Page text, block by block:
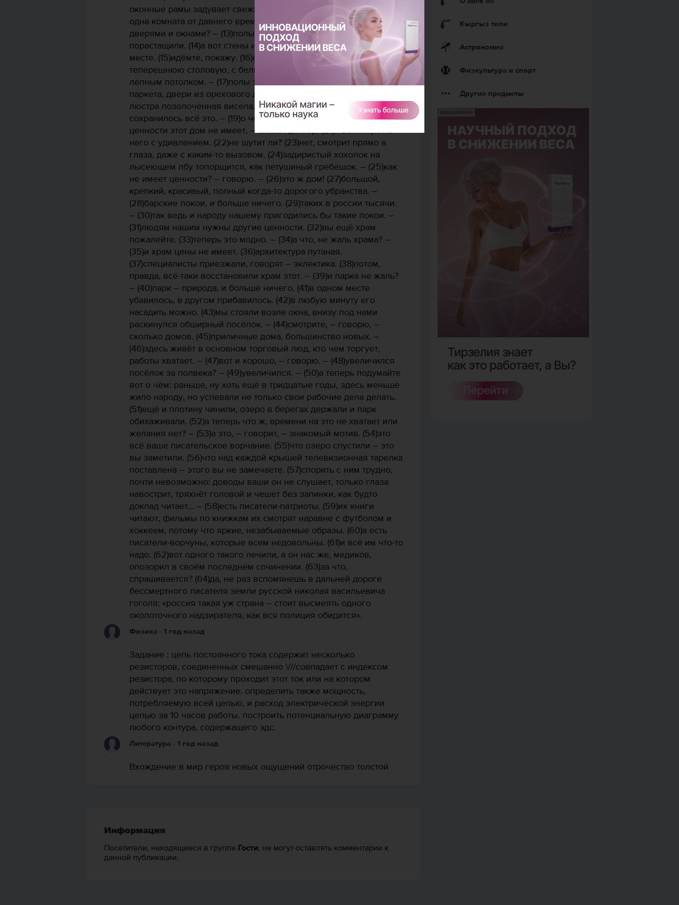
оконные рамы задувает свежий ветерок. – (11)сохранилась хоть
одна комната от давнего времени? – спросил я. – (12)с полами,
дверями и окнами? – (13)полы, двери и прочее – всё
порастащили. (14)а вот стены и потолок сохранились в одном
месте. (15)идёмте, покажу. (16)он ввёл меня в зал, кажется, в
теперешнюю столовую, с белыми строгими пилястрами, с
лепным потолком. – (17)полы здесь были, говорят, из наборного
паркета, двери из орехового дерева с бронзовой инкрустацией,
люстра позолоченная висела. – (18)жалко, – говорю, – что не
сохранилось всё это. – (19)о чём жалеть? (20)архитектурной
ценности этот дом не имеет, – сказал доктор. (21)я взглянул на
него с удивлением. (22)не шутит ли? (23)нет, смотрит прямо в
глаза, даже с каким-то вызовом. (24)задиристый хохолок на
лысеющем лбу топорщится, как петушиный гребешок. – (25)как
не имеет ценности? – говорю. – (26)это ж дом! (27)большой,
крепкий, красивый, полный когда-то дорогого убранства. –
(28)барские покои, и больше ничего. (29)таких в россии тысячи.
– (30)так ведь и народу нашему пригодились бы такие покои. –
(31)людям нашим нужны другие ценности. (32)вы ещё храм
пожалейте. (33)теперь это модно. – (34)а что, не жаль храма? –
(35)и храм цены не имеет. (36)архитектура путаная.
(37)специалисты приезжали, говорят – эклектика. (38)потом,
правда, всё-таки восстановили храм этот. – (39)и парка не жаль?
– (40)парк – природа, и больше ничего. (41)в одном месте
убавилось, в другом прибавилось. (42)в любую минуту его
насадить можно. (43)мы стояли возле окна, внизу под нами
раскинулся обширный посёлок. – (44)смотрите, – говорю, –
сколько домов. (45)приличные дома, большинство новых. –
(46)здесь живёт в основном торговый люд, кто чем торгует,
работы хватает. – (47)вот и хорошо, – говорю. – (48)увеличился
посёлок за полвека? – (49)увеличился. – (50)а теперь подумайте
вот о чём: раньше, ну хоть ещё в тридцатые годы, здесь меньше
жило народу, но успевали не только свои рабочие дела делать.
(51)ещё и плотину чинили, озеро в берегах держали и парк
обихаживали. (52)а теперь что ж, времени на это не хватает или
желания нет? – (53)а это, – говорит, – знакомый мотив. (54)это
всё ваше писательское ворчание. (55)что озеро спустили – это
вы заметили. (56)что над каждой крышей телевизионная тарелка
поставлена – этого вы не замечаете. (57)спорить с ним трудно,
почти невозможно: доводы ваши он не слушает, только глаза
навострит, тряхнёт головой и чешет без запинки, как будто
доклад читает… – (58)есть писатели-патриоты. (59)их книги
читают, фильмы по книжкам их смотрят наравне с футболом и
хоккеем, потому что яркие, незабываемые образы. (60)а есть
писатели-ворчуны, которые всем недовольны. (61)и всё им что-то
надо. (62)вот одного такого лечили, а он нас же, медиков,
опозорил в своём последнем сочинении. (63)за что,
спрашивается? (64)да, не раз вспомянешь в дальней дороге
бессмертного писателя земли русской николая васильевича
гоголя: «россия такая уж страна – стоит высмеять одного
околоточного надзирателя, как вся полиция обидится».
Физика - 1 год назад
Задание : цепь постоянного тока содержит несколько
резисторов, соединенных смешанно \///совпадает с индексом
резистора, по которому проходит этот ток или на котором
действует это напряжение. определить также мощность,
потребляемую всей цепью, и расход электрической энергии
цепью за 10 часов работы. построить потенциальную диаграмму
любого контура, содержащего эдс.
Литература - 1 год назад
Вхождение в мир героя новых ощущений отрочество толстой
Информация
Посетители, находящиеся в группе Гости, не могут оставлять комментарии к
данной публикации.
Кыргыз тили
Астрономия
Физкультура и спорт
Другие предметы
MEDIASNIPER